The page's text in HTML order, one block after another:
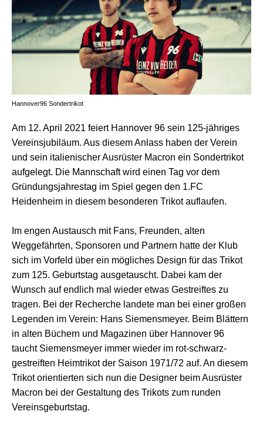
Hannover96 Sondertrikot
Am 12. April 2021 feiert Hannover 96 sein 125-jähriges
Vereinsjubiläum. Aus diesem Anlass haben der Verein
und sein italienischer Ausrüster Macron ein Sondertrikot
aufgelegt. Die Mannschaft wird einen Tag vor dem
Gründungsjahrestag im Spiel gegen den 1.FC
Heidenheim in diesem besonderen Trikot auflaufen.
Im engen Austausch mit Fans, Freunden, alten
Weggefährten, Sponsoren und Partnern hatte der Klub
sich im Vorfeld über ein mögliches Design für das Trikot
zum 125. Geburtstag ausgetauscht. Dabei kam der
Wunsch auf endlich mal wieder etwas Gestreiftes zu
tragen. Bei der Recherche landete man bei einer großen
Legenden im Verein: Hans Siemensmeyer. Beim Blättern
in alten Büchern und Magazinen über Hannover 96
taucht Siemensmeyer immer wieder im rot-schwarz-
gestreiften Heimtrikot der Saison 1971/72 auf. An diesem
Trikot orientierten sich nun die Designer beim Ausrüster
Macron bei der Gestaltung des Trikots zum runden
Vereinsgeburtstag.